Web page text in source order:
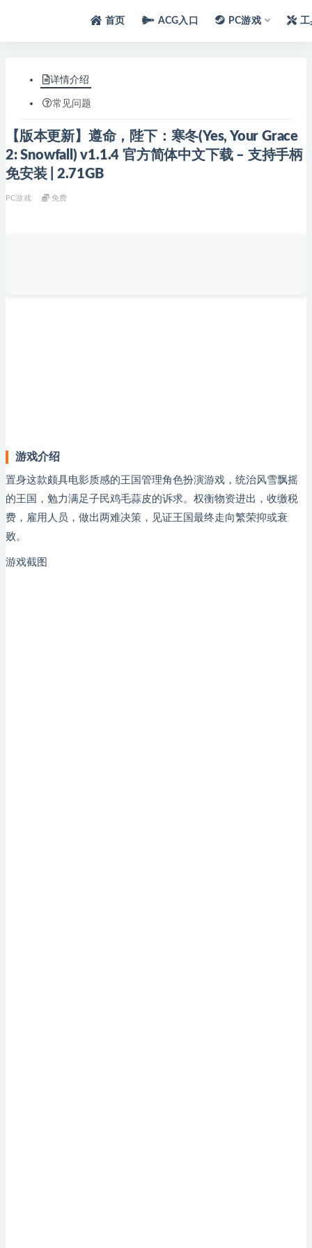
首页 ACG入口 PC游戏
详情介绍
常见问题
【版本更新】遵命，陛下：寒冬(Yes, Your Grace
2: Snowfall) v1.1.4 官方简体中文下载 – 支持手柄
免安装 | 2.71GB
PC游戏 免费
游戏介绍
置身这款颇具电影质感的王国管理角色扮演游戏，统治风雪飘摇
的王国，勉力满足子民鸡毛蒜皮的诉求。权衡物资进出，收缴税
费，雇用人员，做出两难决策，见证王国最终走向繁荣抑或衰
败。
游戏截图